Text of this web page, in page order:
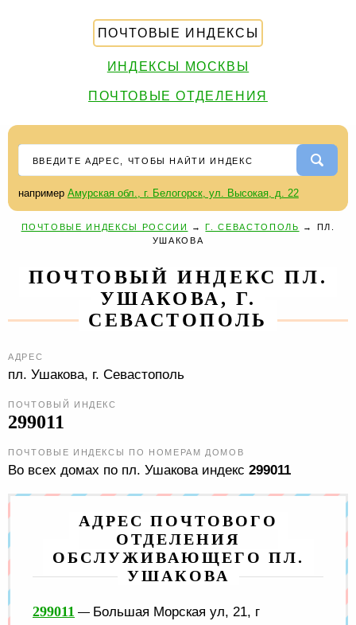
ПОЧТОВЫЕ ИНДЕКСЫ
ИНДЕКСЫ МОСКВЫ
ПОЧТОВЫЕ ОТДЕЛЕНИЯ
например Амурская обл., г. Белогорск, ул. Высокая, д. 22
ПОЧТОВЫЕ ИНДЕКСЫ РОССИИ →Г. СЕВАСТОПОЛЬ → ПЛ.
УШАКОВА
ПОЧТОВЫЙ ИНДЕКС ПЛ.
УШАКОВА, Г.
СЕВАСТОПОЛЬ
АДРЕС
пл. Ушакова, г. Севастополь
ПОЧТОВЫЙ ИНДЕКС
299011
ПОЧТОВЫЕ ИНДЕКСЫ ПО НОМЕРАМ ДОМОВ
Во всех домах по пл. Ушакова индекс 299011
АДРЕС ПОЧТОВОГО
ОТДЕЛЕНИЯ
ОБСЛУЖИВАЮЩЕГО ПЛ.
УШАКОВА
299011 — Большая Морская ул, 21, г